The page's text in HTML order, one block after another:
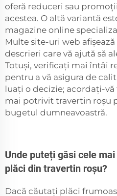
oferă reduceri sau
acestea. O altă variantă
magazine online
Multe site-uri web
descrieri care vă ajută să
Totuși, verificați mai întâi
pentru a vă asigura de
luați o decizie; acordați-
mai potrivit travertin roșu
bugetul dumneavoastră.
Unde puteți găsi cele
plăci din travertin roșu?
Dacă căutați plăci